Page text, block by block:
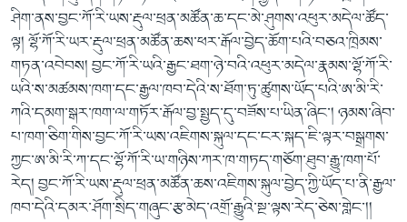
ཤིག་ནས་བྱང་ཀོ་རི་ཡས་རྡུལ་ཕྲན་མཚོན་ཆ་དང་མེ་ཤུགས་འཕུར་མདེལ་ཚོད་
ལྟ། ལྷོ་ཀོ་རི་ཡར་རྡུལ་ཕྲན་མཚོན་ཆས་ཕར་རྒོལ་བྱེད་ཆོག་པའི་བཅའ་ཁྲིམས་
གཏན་འབེབས། བྱང་ཀོ་རི་ཡའི་རྒྱང་ཐག་ཉེ་བའི་འཕུར་མདེལ་རྣམས་ལྷོ་ཀོ་རི་
ཡའི་ས་མཚམས་ཁག་དང་རྒྱལ་ཁབ་དེའི་ས་ཐོག་ཏུ་ཚུགས་ཡོད་པའི་ཨ་མི་རི་
ཀའི་དམག་སྒར་ཁག་ལ་གཏོར་རྒོལ་བྱ་སྤྱད་དུ་བཟོས་པ་ཡིན་ཞིང་། ཉམས་ཞིབ་
པ་ཁག་ཅིག་གིས་བྱང་ཀོ་རི་ཡས་འཇིགས་སྐུལ་དང་ངར་སྐད་ཇི་ལྟར་བསྒྲགས་
ཀྱང་ཨ་མི་རི་ཀ་དང་ལྷོ་ཀོ་རི་ཡ་གཉིས་ཀར་ཁ་གཏད་གཅོག་ཐུབ་རྒྱུ་ཁག་པོ་
རེད། བྱང་ཀོ་རི་ཡས་རྡུལ་ཕྲན་མཚོན་ཆས་འཇིགས་སྐུལ་བྱེད་ཀྱི་ཡོད་པ་ནི་རྒྱལ་
ཁབ་དེའི་དམར་ཤོག་སྲིད་གཞུང་རྩ་མེད་འགྲོ་རྒྱུའི་སྔ་ལྟས་རེད་ཅེས་གླེང་།།